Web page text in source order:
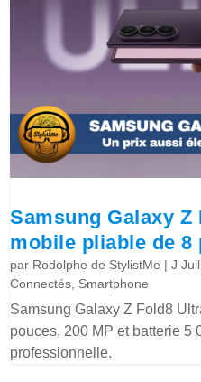
Samsung Galaxy
mobile pliable de 8
par Rodolphe de StylistMe |J
Connectés, Smartphone
Samsung Galaxy Z Fold8
pouces, 200 MP et batterie 5
professionnelle.